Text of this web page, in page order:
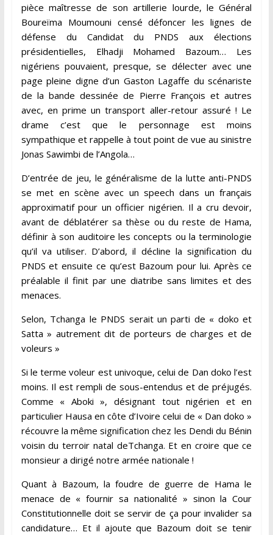
pièce maîtresse de son artillerie lourde, le Général
Boureïma Moumouni censé défoncer les lignes de
défense du Candidat du PNDS aux élections
présidentielles, Elhadji Mohamed Bazoum… Les
nigériens pouvaient, presque, se délecter avec une
page pleine digne d’un Gaston Lagaffe du scénariste
de la bande dessinée de Pierre François et autres
avec, en prime un transport aller-retour assuré ! Le
drame c’est que le personnage est moins
sympathique et rappelle à tout point de vue au sinistre
Jonas Sawimbi de l’Angola…
D’entrée de jeu, le généralisme de la lutte anti-PNDS
se met en scène avec un speech dans un français
approximatif pour un officier nigérien. Il a cru devoir,
avant de déblatérer sa thèse ou du reste de Hama,
définir à son auditoire les concepts ou la terminologie
qu’il va utiliser. D’abord, il décline la signification du
PNDS et ensuite ce qu’est Bazoum pour lui. Après ce
préalable il finit par une diatribe sans limites et des
menaces.
Selon, Tchanga le PNDS serait un parti de « doko et
Satta » autrement dit de porteurs de charges et de
voleurs »
Si le terme voleur est univoque, celui de Dan doko l’est
moins. Il est rempli de sous-entendus et de préjugés.
Comme « Aboki », désignant tout nigérien et en
particulier Hausa en côte d’Ivoire celui de « Dan doko »
récouvre la même signification chez les Dendi du Bénin
voisin du terroir natal deTchanga. Et en croire que ce
monsieur a dirigé notre armée nationale !
Quant à Bazoum, la foudre de guerre de Hama le
menace de « fournir sa nationalité » sinon la Cour
Constitutionnelle doit se servir de ça pour invalider sa
candidature… Et il ajoute que Bazoum doit se tenir